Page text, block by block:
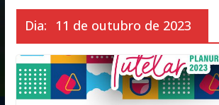
Dia: 11 de outubro de 2023